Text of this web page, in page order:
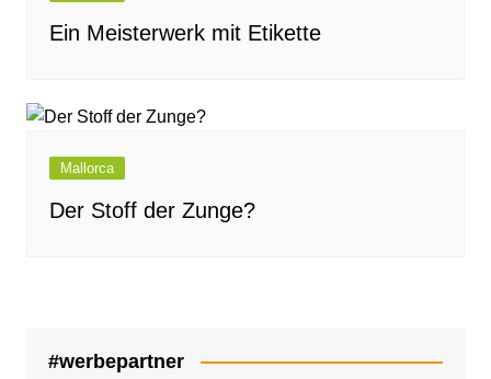
Ein Meisterwerk mit Etikette
Mallorca
Der Stoff der Zunge?
#werbepartner